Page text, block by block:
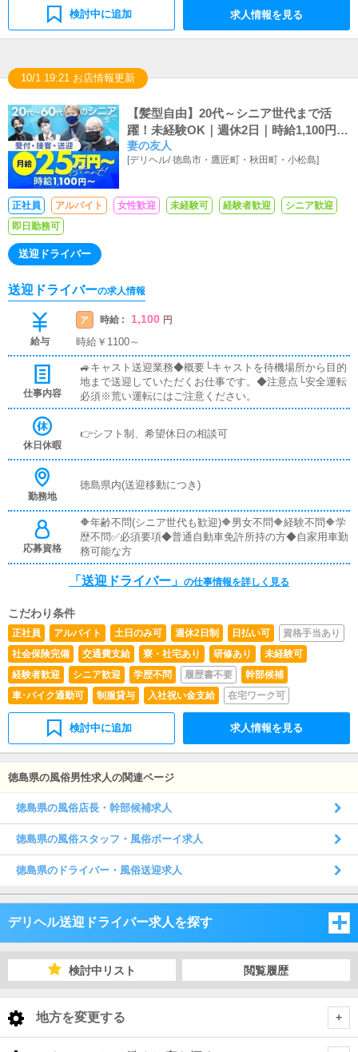
検討中に追加 求人情報を見る
10/1 19:21 お店情報更新
【髪型自由】20代～シニア世代まで活
躍！未経験OK｜週休2日｜時給1,100円
～、月給25万円～
妻の友人
[デリヘル/徳島市・鷹匠町・秋田町・小松島]
正社員 アルバイト 女性歓迎 未経験可 経験者歓迎
シニア歓迎
即日勤務可
送迎ドライバー
送迎ドライバーの求人情報
給与
ア 時給 : 1,100 円
時給￥1100～
仕事内容
🚙キャスト送迎業務◆概要└キャストを待機場所から目的
地まで送迎していただくお仕事です。◆注意点└安全運転
必須※荒い運転にはご注意ください。
休日休暇
👉シフト制、希望休日の相談可
勤務地
徳島県内(送迎移動につき)
応募資格
🔶年齢不問(シニア世代も歓迎)🔶男女不問🔶経験不問🔶学
歴不問✅必須要項◆普通自動車免許所持の方◆自家用車勤
務可能な方
「送迎ドライバー」 の仕事情報を詳しく見る
こだわり条件
正社員 アルバイト 土日のみ可 週休2日制 日払い可
資格手当あり
社会保険完備
交通費支給 寮・社宅あり 研修あり
未経験可
経験者歓迎
シニア歓迎 学歴不問 履歴書不要
幹部候補
車･バイク通勤可
制服貸与 入社祝い金支給 在宅ワーク可
検討中に追加 求人情報を見る
徳島県の風俗男性求人の関連ページ
徳島県の風俗店長・幹部候補求人
徳島県の風俗スタッフ・風俗ボーイ求人
徳島県のドライバー・風俗送迎求人
デリヘル送迎ドライバー求人を探す
岡山県
検討中リスト 閲覧履歴
地方を変更する